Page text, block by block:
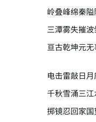
岭叠峰绵秦隘
三潭雾失摧波
亘古乾坤元无
电击雷敲日月
千秋雪涌三江
掷镜忍回家国